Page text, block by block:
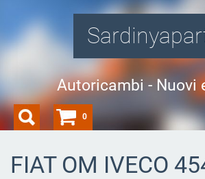
Autoricambi - Nuovi
FIAT OM IVECO
0